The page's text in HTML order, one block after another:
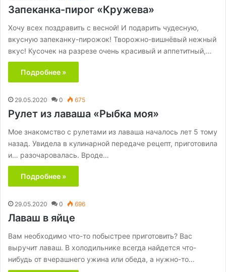
Запеканка-пирог «Кружева»
Хочу всех поздравить с весной! И подарить чудесную,
вкусную запеканку-пирожок! Творожно-вишнёвый нежный
вкус! Кусочек на разрезе очень красивый и аппетитный,…
Подробнее »
29.05.2020 0 675
Рулет из лаваша «Рыбка моя»
Мое знакомство с рулетами из лаваша началось лет 5 тому
назад. Увидела в кулинарной передаче рецепт, приготовила
и… разочаровалась. Вроде…
Подробнее »
29.05.2020 0 696
Лаваш в яйце
Вам необходимо что-то побыстрее приготовить? Вас
выручит лаваш. В холодильнике всегда найдется что-
нибудь от вчерашнего ужина или обеда, а нужно-то…